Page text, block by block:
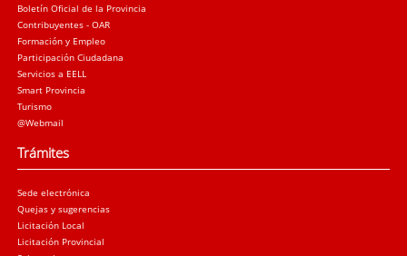
Boletín Oficial de la Provincia
Contribuyentes - OAR
Formación y Empleo
Participación Ciudadana
Servicios a EELL
Smart Provincia
Turismo
@Webmail
Trámites
Sede electrónica
Quejas y sugerencias
Licitación Local
Licitación Provincial